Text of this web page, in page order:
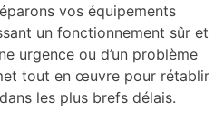
vos équipements
un fonctionnement sûr et
urgence ou d’un problème
tout en œuvre pour rétablir
les plus brefs délais.